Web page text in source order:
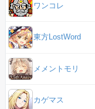
ワンコレ
東方LostWord
メメントモリ
カゲマス